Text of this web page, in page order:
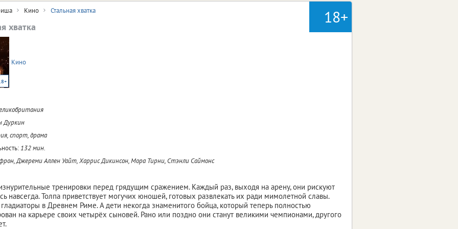
18+
Кино Стальная хватка
хватка
Кино
Дуркин
спорт, драма
132 мин.
Джереми Аллен Уайт, Харрис Дикинсон, Мора Тирни, Стэнли Саймонс
тренировки перед грядущим сражением. Каждый раз, выходя на арену, они рискуют
навсегда. Толпа приветствует могучих юношей, готовых развлекать их ради мимолетной славы.
в Древнем Риме. А дети некогда знаменитого бойца, который теперь полностью
на карьере своих четырёх сыновей. Рано или поздно они станут великими чемпионами, другого